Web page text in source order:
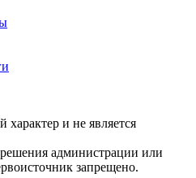
и не является
администрации или
запрещено.